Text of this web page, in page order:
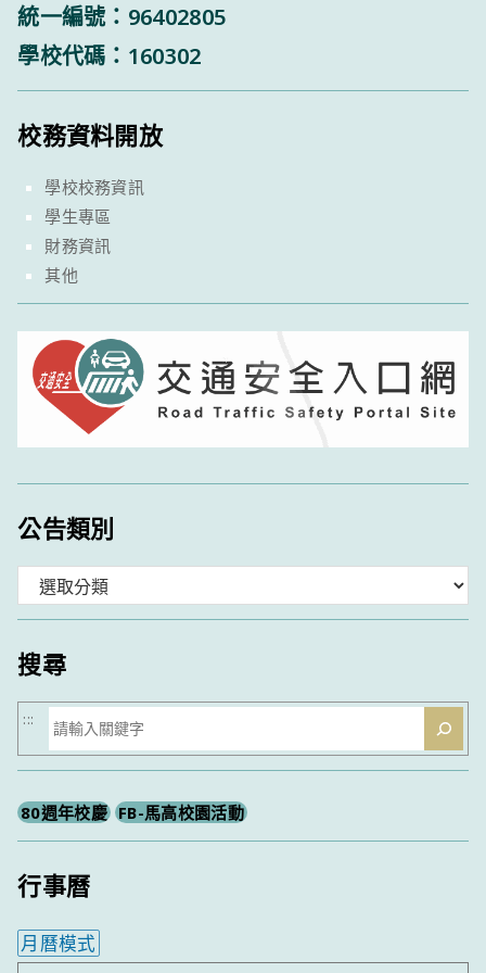
統一編號：96402805
學校代碼：160302
校務資料開放
學校校務資訊
學生專區
財務資訊
其他
公告類別
類
搜尋
搜
尋
:::
80週年校慶 FB-馬高校園活動
行事曆
月曆模式